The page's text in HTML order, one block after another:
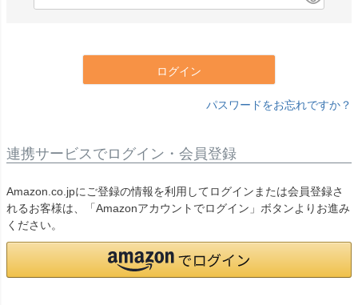
ログイン
パスワードをお忘れですか？
連携サービスでログイン・会員登録
Amazon.co.jpにご登録の情報を利用してログインまたは会員登録さ
れるお客様は、「Amazonアカウントでログイン」ボタンよりお進み
ください。